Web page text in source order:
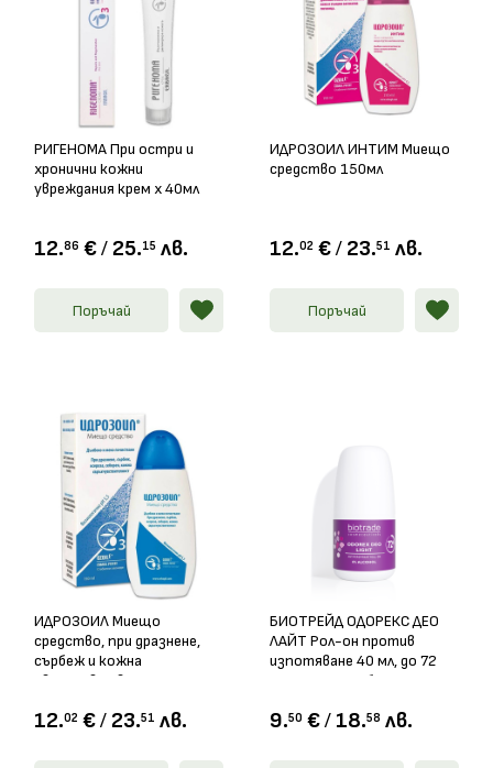
РИГЕНОМА При остри и
хронични кожни
увреждания крем х 40мл
12.86 €/ 25.15 лв.
Поръчай
ИДРОЗОИЛ ИНТИМ Миещо
средство 150мл
12.02 €/ 23.51 лв.
Поръчай
ИДРОЗОИЛ Миещо
средство, при дразнене,
сърбеж и кожна
свръхчувствителност
12.02 €/ 23.51 лв.
БИОТРЕЙД ОДОРЕКС ДЕО
ЛАЙТ Рол-он против
изпотяване 40 мл, до 72
часа защита, без алкохол
9.50 €/ 18.58 лв.